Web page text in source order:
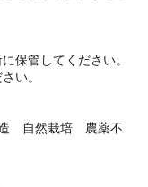
保管してください。
い。
造 自然栽培 農薬不